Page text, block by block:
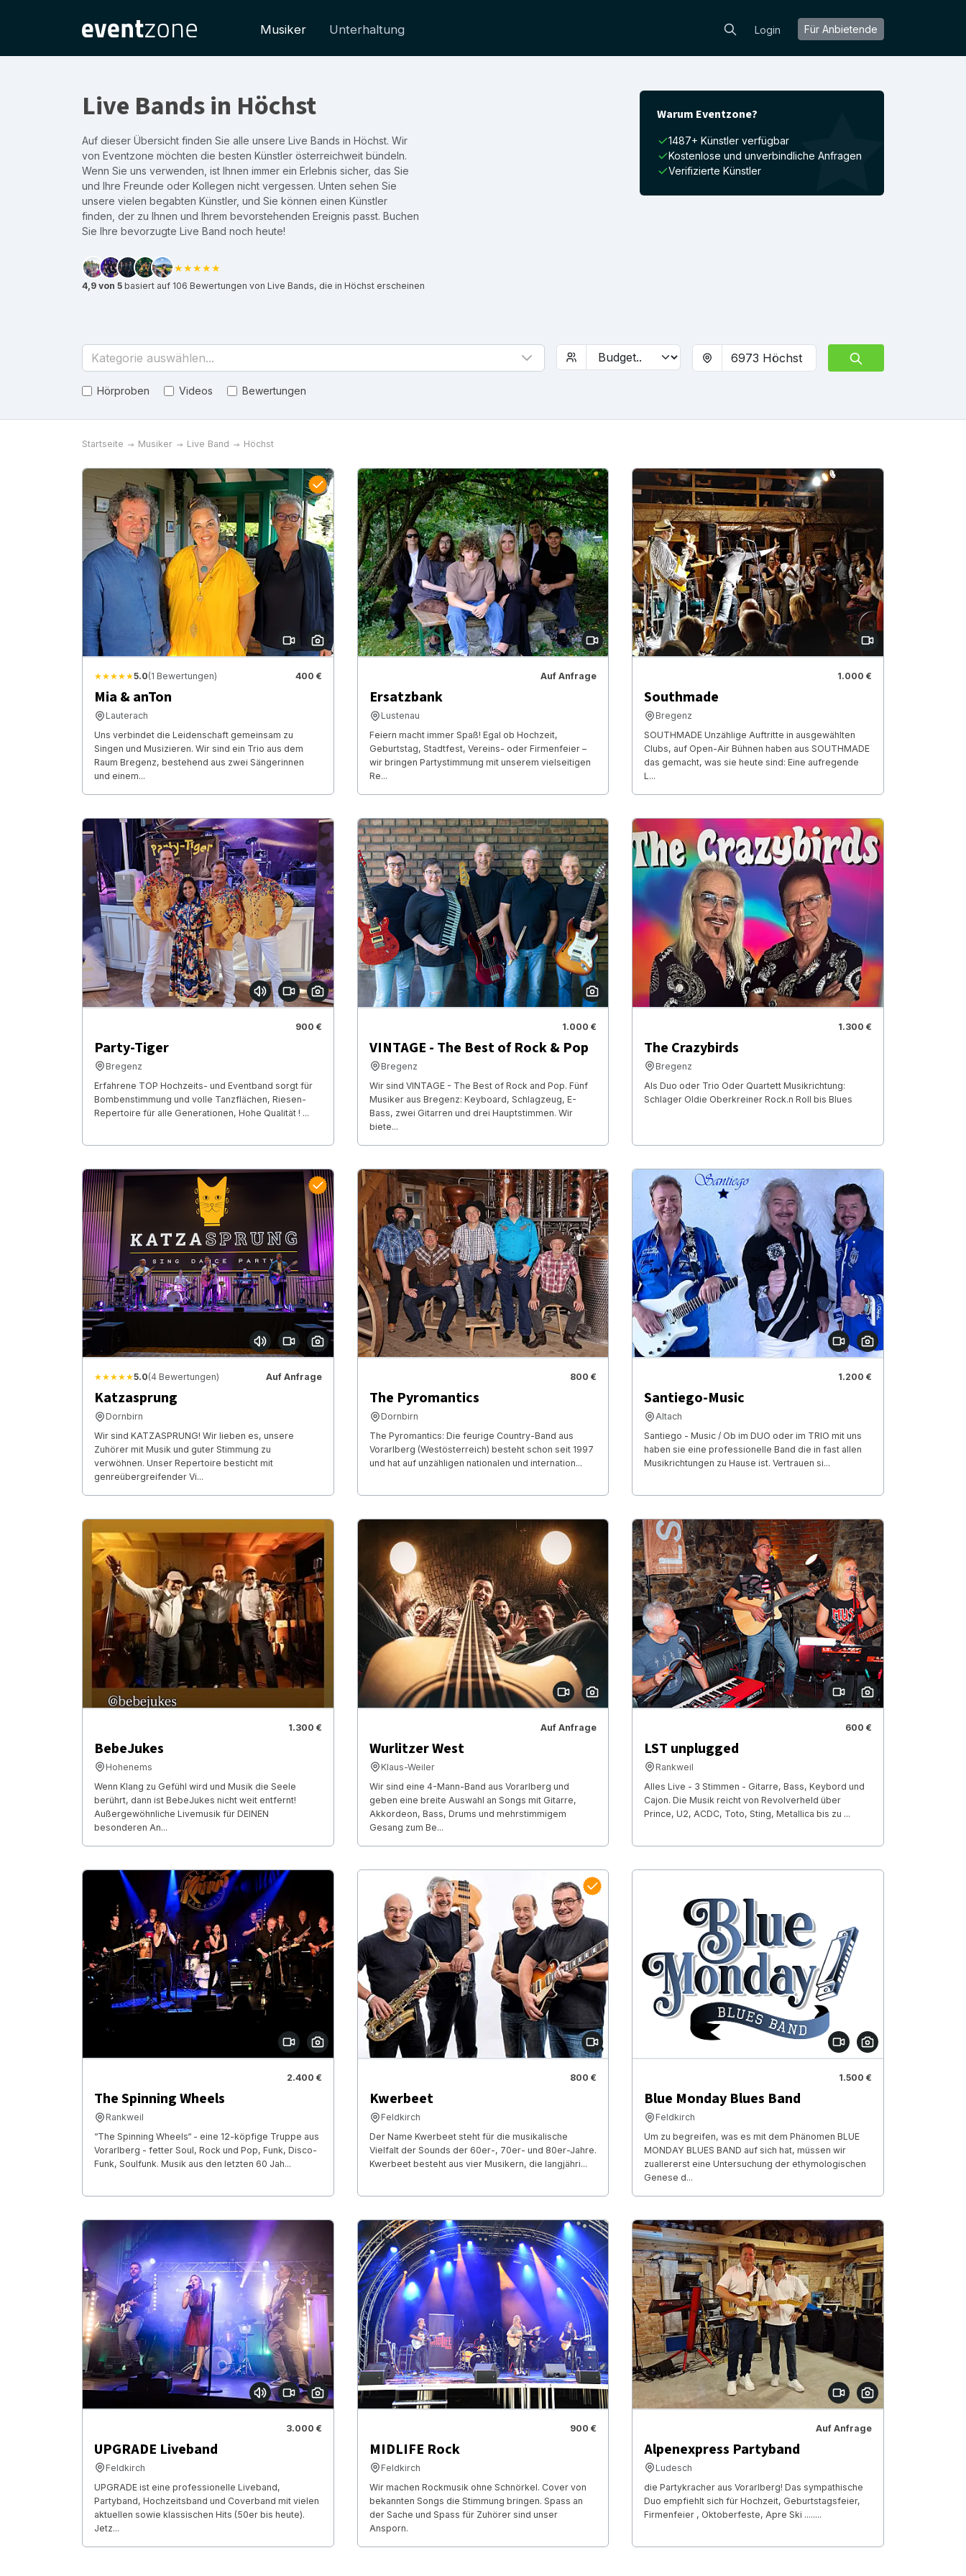
Musiker Unterhaltung Login Für Anbietende
Live Bands in Höchst
Auf dieser Übersicht finden Sie alle unsere Live Bands in Höchst. Wir
von Eventzone möchten die besten Künstler österreichweit bündeln.
Wenn Sie uns verwenden, ist Ihnen immer ein Erlebnis sicher, das Sie
und Ihre Freunde oder Kollegen nicht vergessen. Unten sehen Sie
unsere vielen begabten Künstler, und Sie können einen Künstler
finden, der zu Ihnen und Ihrem bevorstehenden Ereignis passt. Buchen
Sie Ihre bevorzugte Live Band noch heute!
★★★★★
4,9 von 5 basiert auf 106 Bewertungen von Live Bands, die in Höchst erscheinen
Warum Eventzone?
1487+ Künstler verfügbar
Kostenlose und unverbindliche Anfragen
Verifizierte Künstler
Kategorie auswählen...
Hörproben Videos Bewertungen
Startseite Musiker Live Band Höchst
★★★★★5.0(1 Bewertungen) 400 €
Mia & anTon
Lauterach
Uns verbindet die Leidenschaft gemeinsam zu
Singen und Musizieren. Wir sind ein Trio aus dem
Raum Bregenz, bestehend aus zwei Sängerinnen
und einem...
Auf Anfrage
Ersatzbank
Lustenau
Feiern macht immer Spaß! Egal ob Hochzeit,
Geburtstag, Stadtfest, Vereins- oder Firmenfeier –
wir bringen Partystimmung mit unserem vielseitigen
Re...
1.000 €
Southmade
Bregenz
SOUTHMADE Unzählige Auftritte in ausgewählten
Clubs, auf Open-Air Bühnen haben aus SOUTHMADE
das gemacht, was sie heute sind: Eine aufregende
L...
900 €
Party-Tiger
Bregenz
Erfahrene TOP Hochzeits- und Eventband sorgt für
Bombenstimmung und volle Tanzflächen, Riesen-
Repertoire für alle Generationen, Hohe Qualität ! ...
1.000 €
VINTAGE - The Best of Rock & Pop
Bregenz
Wir sind VINTAGE - The Best of Rock and Pop. Fünf
Musiker aus Bregenz: Keyboard, Schlagzeug, E-
Bass, zwei Gitarren und drei Hauptstimmen. Wir
biete...
1.300 €
The Crazybirds
Bregenz
Als Duo oder Trio Oder Quartett Musikrichtung:
Schlager Oldie Oberkreiner Rock.n Roll bis Blues
★★★★★5.0(4 Bewertungen) Auf Anfrage
Katzasprung
Dornbirn
Wir sind KATZASPRUNG! Wir lieben es, unsere
Zuhörer mit Musik und guter Stimmung zu
verwöhnen. Unser Repertoire besticht mit
genreübergreifender Vi...
800 €
The Pyromantics
Dornbirn
The Pyromantics: Die feurige Country-Band aus
Vorarlberg (Westösterreich) besteht schon seit 1997
und hat auf unzähligen nationalen und internation...
1.200 €
Santiego-Music
Altach
Santiego - Music / Ob im DUO oder im TRIO mit uns
haben sie eine professionelle Band die in fast allen
Musikrichtungen zu Hause ist. Vertrauen si...
1.300 €
BebeJukes
Hohenems
Wenn Klang zu Gefühl wird und Musik die Seele
berührt, dann ist BebeJukes nicht weit entfernt!
Außergewöhnliche Livemusik für DEINEN
besonderen An...
Auf Anfrage
Wurlitzer West
Klaus-Weiler
Wir sind eine 4-Mann-Band aus Vorarlberg und
geben eine breite Auswahl an Songs mit Gitarre,
Akkordeon, Bass, Drums und mehrstimmigem
Gesang zum Be...
600 €
LST unplugged
Rankweil
Alles Live - 3 Stimmen - Gitarre, Bass, Keybord und
Cajon. Die Musik reicht von Revolverheld über
Prince, U2, ACDC, Toto, Sting, Metallica bis zu ...
2.400 €
The Spinning Wheels
Rankweil
“The Spinning Wheels“ - eine 12-köpfige Truppe aus
Vorarlberg - fetter Soul, Rock und Pop, Funk, Disco-
Funk, Soulfunk. Musik aus den letzten 60 Jah...
800 €
Kwerbeet
Feldkirch
Der Name Kwerbeet steht für die musikalische
Vielfalt der Sounds der 60er-, 70er- und 80er-Jahre.
Kwerbeet besteht aus vier Musikern, die langjähri...
1.500 €
Blue Monday Blues Band
Feldkirch
Um zu begreifen, was es mit dem Phänomen BLUE
MONDAY BLUES BAND auf sich hat, müssen wir
zuallererst eine Untersuchung der ethymologischen
Genese d...
3.000 €
UPGRADE Liveband
Feldkirch
UPGRADE ist eine professionelle Liveband,
Partyband, Hochzeitsband und Coverband mit vielen
aktuellen sowie klassischen Hits (50er bis heute).
Jetz...
900 €
MIDLIFE Rock
Feldkirch
Wir machen Rockmusik ohne Schnörkel. Cover von
bekannten Songs die Stimmung bringen. Spass an
der Sache und Spass für Zuhörer sind unser
Ansporn.
Auf Anfrage
Alpenexpress Partyband
Ludesch
die Partykracher aus Vorarlberg! Das sympathische
Duo empfiehlt sich für Hochzeit, Geburtstagsfeier,
Firmenfeier , Oktoberfeste, Apre Ski ........